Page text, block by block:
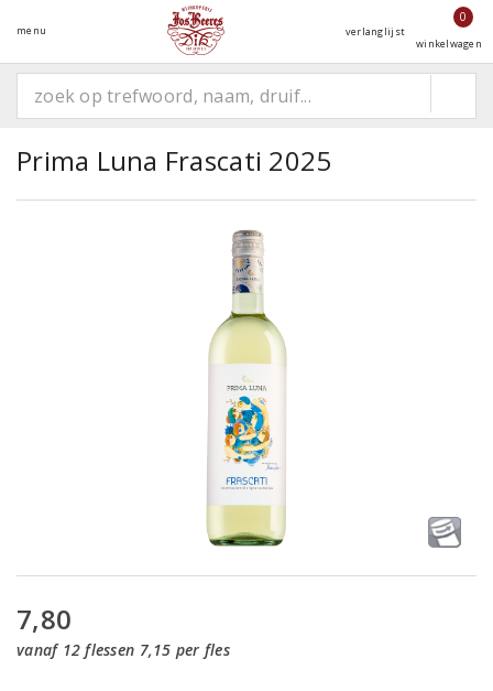
menu verlanglijst
0
winkelwagen
Prima Luna Frascati 2025
7,80
vanaf 12 flessen 7,15 per fles